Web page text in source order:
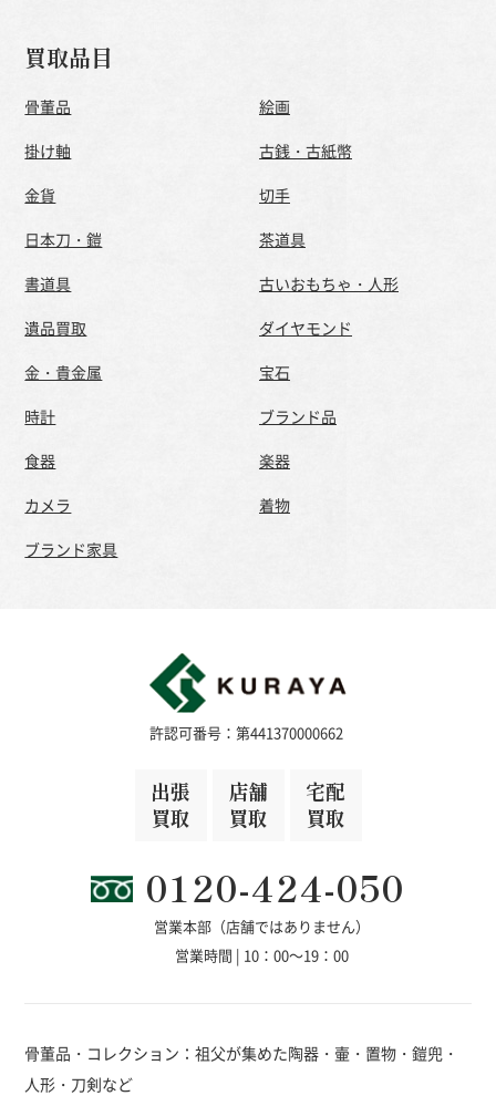
買取品目
骨董品
絵画
掛け軸
古銭・古紙幣
金貨
切手
日本刀・鎧
茶道具
書道具
古いおもちゃ・人形
遺品買取
ダイヤモンド
金・貴金属
宝石
時計
ブランド品
食器
楽器
カメラ
着物
ブランド家具
許認可番号：第441370000662
出張
買取
店舗
買取
宅配
買取
0120-424-050
営業本部（店舗ではありません）
営業時間 | 10：00～19：00
骨董品・コレクション：祖父が集めた陶器・壷・置物・鎧兜・
人形・刀剣など